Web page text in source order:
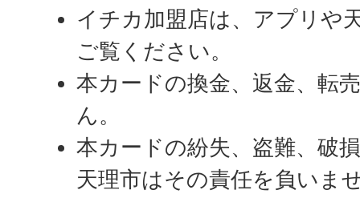
イチカ加盟店は、アプリや
ご覧ください。
本カードの換金、返金、転
ん。
本カードの紛失、盗難、破
天理市はその責任を負いま